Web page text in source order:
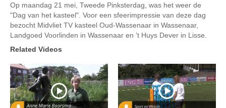
Op maandag 21 mei, Tweede Pinksterdag, was het weer de
"Dag van het kasteel". Voor een sfeerimpressie van deze dag
bezocht Midvliet TV kasteel Oud-Wassenaar in Wassenaar,
Landgoed Voorlinden in Wassenaar en ’t Huys Dever in Lisse.
Related Videos